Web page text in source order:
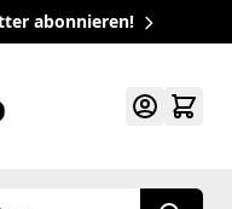
abonnieren!